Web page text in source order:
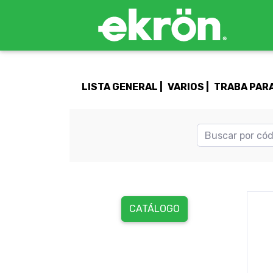
LISTA GENERAL | VARIOS | TRABA
CATÁLOGO